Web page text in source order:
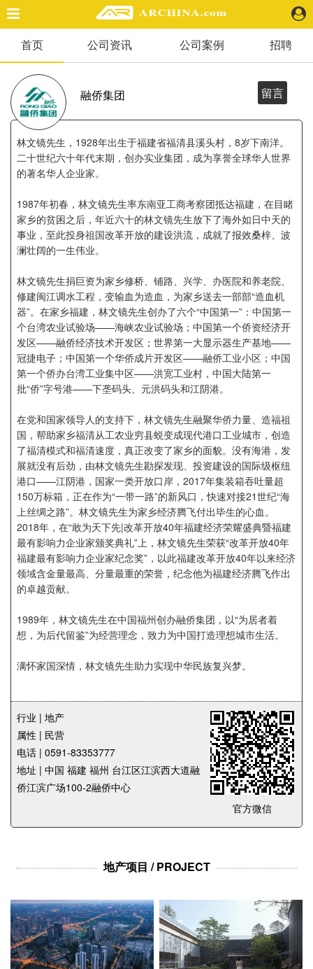
精选案例
建 筑
景 观
室 内
视 频
头条资讯
机 构
人 物
地 产
企业招聘
企业会员
关于投稿
广告投放
关于我们
联系我们
首页 公司资讯 公司案例 招聘
融侨集团 留言
林文镜先生，1928年出生于福建省福清县溪头村，8岁下南洋。
二十世纪六十年代末期，创办实业集团，成为享誉全球华人世界
的著名华人企业家。
1987年初春，林文镜先生率东南亚工商考察团抵达福建，在目睹
家乡的贫困之后，年近六十的林文镜先生放下了海外如日中天的
事业，至此投身祖国改革开放的建设洪流，成就了报效桑梓、波
澜壮阔的一生伟业。
林文镜先生捐巨资为家乡修桥、铺路、兴学、办医院和养老院、
修建闽江调水工程，变输血为造血，为家乡送去一部部“造血机
器”。在家乡福建，林文镜先生创办了六个“中国第一”：中国第一
个台湾农业试验场——海峡农业试验场；中国第一个侨资经济开
发区——融侨经济技术开发区；世界第一大显示器生产基地——
冠捷电子；中国第一个华侨成片开发区——融侨工业小区；中国
第一个侨办台湾工业集中区——洪宽工业村，中国大陆第一
批“侨”字号港——下垄码头、元洪码头和江阴港。
在党和国家领导人的支持下，林文镜先生融聚华侨力量、造福祖
国，帮助家乡福清从工农业穷县蜕变成现代港口工业城市，创造
了福清模式和福清速度，真正改变了家乡的面貌。没有海港，发
展就没有后劲，由林文镜先生勘探发现、投资建设的国际级枢纽
港口——江阴港，国家一类开放口岸，2017年集装箱吞吐量超
150万标箱，正在作为“一带一路”的新风口，快速对接21世纪“海
上丝绸之路”。林文镜先生为家乡经济腾飞付出毕生的心血。
2018年，在“敢为天下先|改革开放40年福建经济荣耀盛典暨福建
最有影响力企业家颁奖典礼”上，林文镜先生荣获“改革开放40年
福建最有影响力企业家纪念奖”，以此福建改革开放40年以来经济
领域含金量最高、分量最重的荣誉，纪念他为福建经济腾飞作出
的卓越贡献。
1989年，林文镜先生在中国福州创办融侨集团，以“为居者着
想，为后代留鉴”为经营理念，致力为中国打造理想城市生活。
满怀家国深情，林文镜先生助力实现中华民族复兴梦。
官方微信
行业 | 地产
属性 | 民营
电话 | 0591-83353777
地址 | 中国 福建 福州 台江区江滨西大道融
侨江滨广场100-2融侨中心
地产项目 / PROJECT